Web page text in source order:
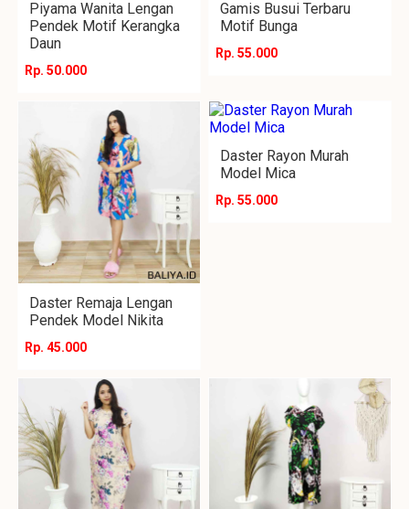
Piyama Wanita Lengan
Pendek Motif Kerangka
Daun
Rp. 50.000
Gamis Busui Terbaru
Motif Bunga
Rp. 55.000
Daster Remaja Lengan
Pendek Model Nikita
Rp. 45.000
Daster Rayon Murah
Model Mica
Rp. 55.000